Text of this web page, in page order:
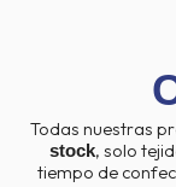
Todas nuestras
stock, solo
tiempo de